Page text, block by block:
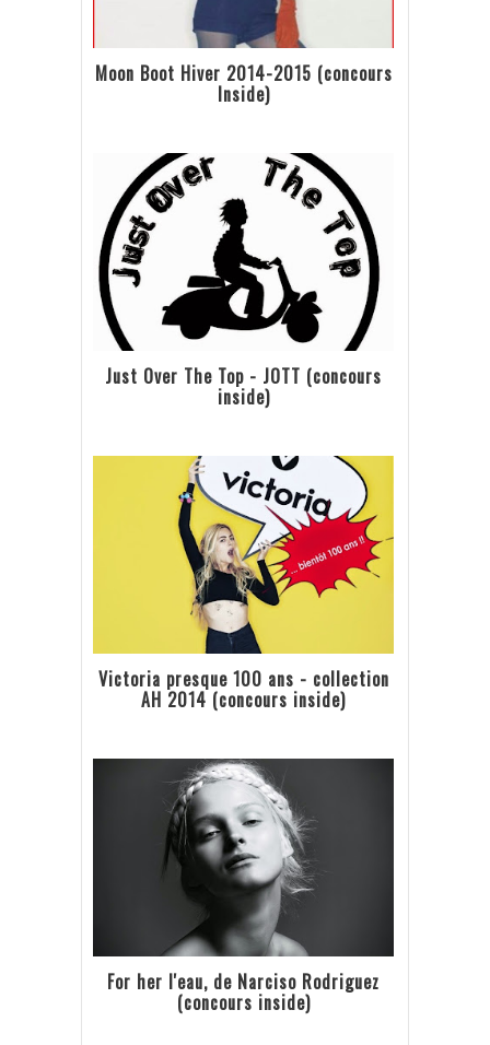
Moon Boot Hiver 2014-2015 (concours
Inside)
Just Over The Top - JOTT (concours
inside)
Victoria presque 100 ans - collection
AH 2014 (concours inside)
For her l'eau, de Narciso Rodriguez
(concours inside)